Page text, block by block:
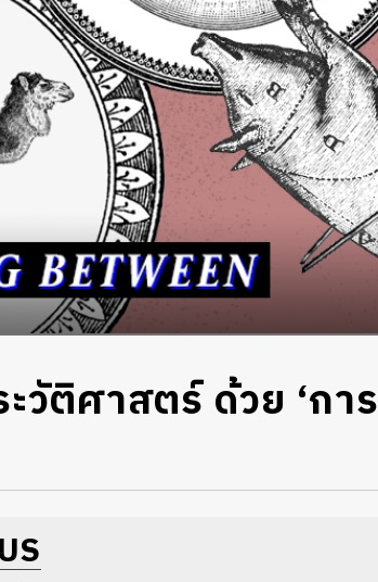
ติศาสตร์ ด้วย ‘การ